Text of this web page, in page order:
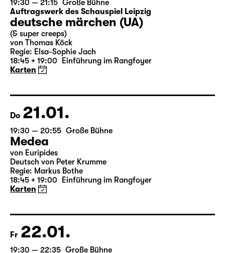
Mi 20.01.
19:30 — 21:15 Große Bühne
Auftragswerk des Schauspiel Leipzig
deutsche märchen (UA)
(& super creeps)
18:45 + 19:00 Einführung im Rangfoyer
Karten
Do 21.01.
19:30 — 20:55 Große Bühne
Medea
von Euripides
18:45 + 19:00 Einführung im Rangfoyer
Karten